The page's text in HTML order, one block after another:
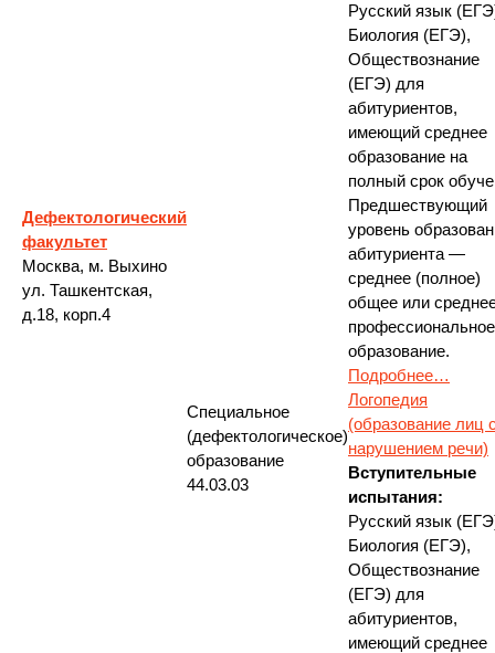
Дефектологический
факультет
Москва, м. Выхино
ул. Ташкентская,
д.18, корп.4
Специальное
(дефектологическое)
образование
44.03.03
Русский язык
Биология (ЕГЭ),
Обществознание
(ЕГЭ) для
абитуриентов,
имеющий среднее
образование на
полный срок
Предшествующий
уровень
абитуриента —
среднее (полное)
общее или
профессиональное
образование.
Подробнее…
Логопедия
(образование лиц
нарушением речи)
Вступительные
испытания:
Русский язык
Биология (ЕГЭ),
Обществознание
(ЕГЭ) для
абитуриентов,
имеющий среднее